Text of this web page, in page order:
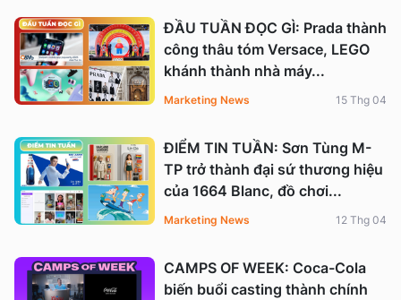
ĐẦU TUẦN ĐỌC GÌ: Prada thành
công thâu tóm Versace, LEGO
khánh thành nhà máy...
Marketing News 15 Thg 04
ĐIỂM TIN TUẦN: Sơn Tùng M-
TP trở thành đại sứ thương hiệu
của 1664 Blanc, đồ chơi...
Marketing News 12 Thg 04
CAMPS OF WEEK: Coca-Cola
biến buổi casting thành chính